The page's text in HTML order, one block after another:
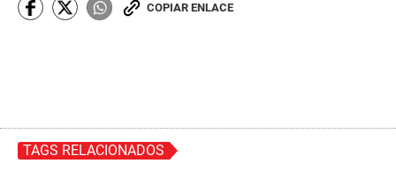
COPIAR ENLACE
TAGS RELACIONADOS